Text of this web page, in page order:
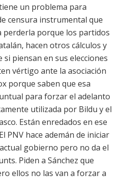
un problema para
censura instrumental que
perderla porque los partidos
hacen otros cálculos y
si piensan en sus elecciones
vértigo ante la asociación
porque saben que esa
para forzar el adelanto
utilizada por Bildu y el
Están enredados en ese
PNV hace ademán de iniciar
gobierno pero no da el
Piden a Sánchez que
ellos no las van a forzar a